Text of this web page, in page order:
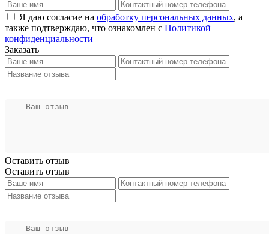
Я даю согласие на обработку персональных данных, а
также подтверждаю, что ознакомлен с Политикой
конфиденциальности
Заказать
Оставить отзыв
Оставить отзыв